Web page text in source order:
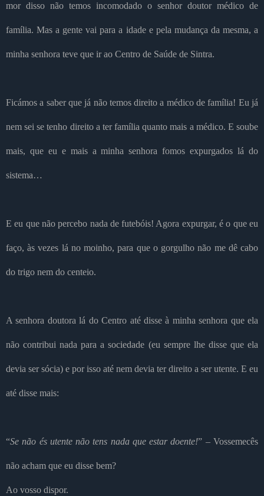
mor disso não temos incomodado o senhor doutor médico de
família. Mas a gente vai para a idade e pela mudança da mesma, a
minha senhora teve que ir ao Centro de Saúde de Sintra.
Ficámos a saber que já não temos direito a médico de família! Eu já
nem sei se tenho direito a ter família quanto mais a médico. E soube
mais, que eu e mais a minha senhora fomos expurgados lá do
sistema…
E eu que não percebo nada de futebóis! Agora expurgar, é o que eu
faço, às vezes lá no moinho, para que o gorgulho não me dê cabo
do trigo nem do centeio.
A senhora doutora lá do Centro até disse à minha senhora que ela
não contribui nada para a sociedade (eu sempre lhe disse que ela
devia ser sócia) e por isso até nem devia ter direito a ser utente. E eu
até disse mais:
“Se não és utente não tens nada que estar doente!” – Vossemecês
não acham que eu disse bem?
Ao vosso dispor.